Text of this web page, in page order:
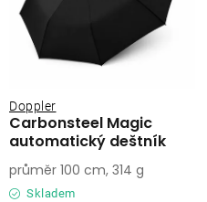
Carbonsteel Magic
automatický deštník
Doppler
Skladem
průměr 100 cm, 314 g